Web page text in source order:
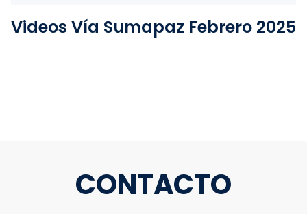
Videos Vía Sumapaz Febrero 2025
CONTACTO